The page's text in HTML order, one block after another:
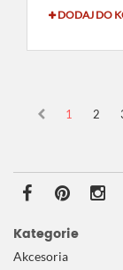
DODAJ DO
1 2
Kategorie
Akcesoria